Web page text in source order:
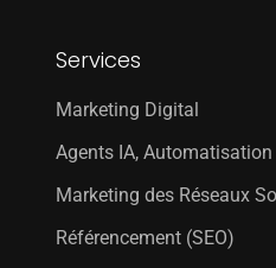
Services
Marketing Digital
Agents IA,
Marketing des Réseaux
Référencement (SEO)